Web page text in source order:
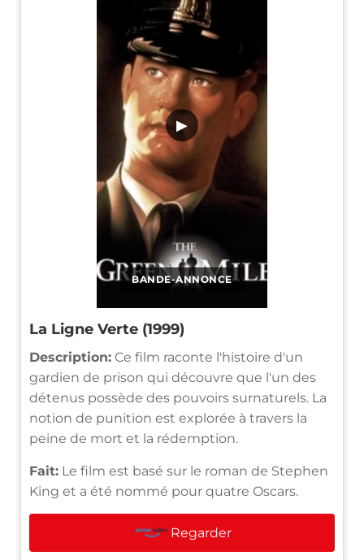
BANDE-ANNONCE
▶
La Ligne Verte (1999)
Description: Ce film raconte l'histoire d'un
gardien de prison qui découvre que l'un des
détenus possède des pouvoirs surnaturels. La
notion de punition est explorée à travers la
peine de mort et la rédemption.
Fait: Le film est basé sur le roman de Stephen
King et a été nommé pour quatre Oscars.
Regarder